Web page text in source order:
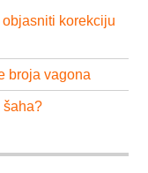
korekciju
broja vagona
šaha?